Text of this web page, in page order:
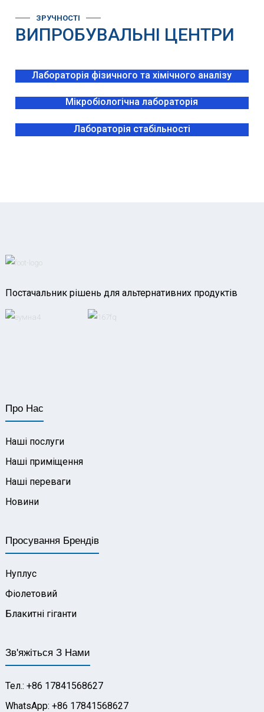
ЗРУЧНОСТІ
ВИПРОБУВАЛЬНІ ЦЕНТРИ
Лабораторія фізичного та хімічного аналізу
Мікробіологічна лабораторія
Лабораторія стабільності
Постачальник рішень для альтернативних продуктів
Про Нас
Наші послуги
Наші приміщення
Наші переваги
Новини
Просування Брендів
Нуплус
Фіолетовий
Блакитні гіганти
Зв'яжіться З Нами
Тел.: +86 17841568627
WhatsApp: +86 17841568627